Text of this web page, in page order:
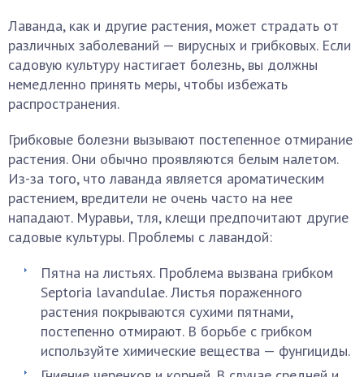
Лаванда, как и другие растения, может страдать от
различных заболеваний — вирусных и грибковых. Если
садовую культуру настигает болезнь, вы должны
немедленно принять меры, чтобы избежать
распространения.
Грибковые болезни вызывают постепенное отмирание
растения. Они обычно проявляются белым налетом.
Из-за того, что лаванда является ароматическим
растением, вредители не очень часто на нее
нападают. Муравьи, тля, клещи предпочитают другие
садовые культуры. Проблемы с лавандой:
Пятна на листьях. Проблема вызвана грибком
Septoria lavandulae. Листья пораженного
растения покрываются сухими пятнами,
постепенно отмирают. В борьбе с грибком
используйте химические вещества — фунгициды.